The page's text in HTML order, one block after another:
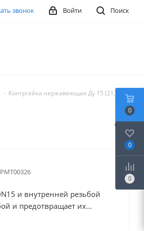
Поиск
Войти
звонок
- Контргайка нержавеющая Ду 15 (21,3
и внутренней резьбой
и предотвращает их
высоколегированной стали
0
0
0